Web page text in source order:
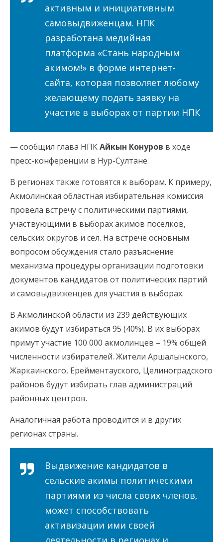
активным и инициативным
самовыдвиженцам. НПК
разработана медийная
платформа «Стань народным
акимом!» в форме интернет-
сайта, которая позволяет любому
желающему подать заявку на
участие в выборах от партии НПК
— сообщил глава НПКАйкын Конуров в ходе
пресс-конференции в Нур-Султане.
В регионах также готовятся к выборам. К примеру,
Акмолинская областная избирательная комиссия
провела встречу с политическими партиями,
участвующими в выборах акимов поселков,
сельских округов и сел. На встрече основным
вопросом обсуждения стало разъяснение
механизма процедуры организации подготовки
документов кандидатов от политических партий
и самовыдвиженцев для участия в выборах.
В Акмолинской области из 239 действующих
акимов будут избираться 95 (40%). В их выборах
примут участие 100 000 акмолинцев – 19% общей
численности избирателей. Жители Аршалынского,
Жаркаинского, Ерейментауского, Целиноградского
районов будут избирать глав администраций
районных центров.
Аналогичная работа проводится и в других
регионах страны.
Выдвижение кандидатов в
сельские акимы политическими
партиями из числа своих членов,
может способствовать
активизации ими своей